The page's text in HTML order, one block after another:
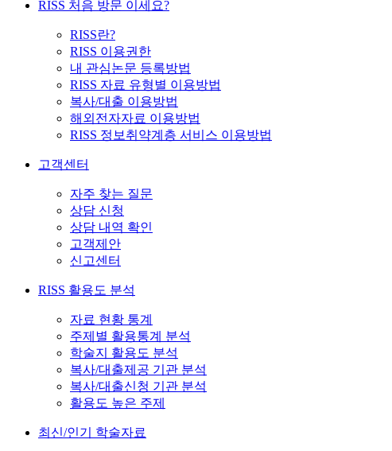
RISS 처음 방문 이세요?
RISS란?
RISS 이용권한
내 관심논문 등록방법
RISS 자료 유형별 이용방법
복사/대출 이용방법
해외전자자료 이용방법
RISS 정보취약계층 서비스 이용방법
고객센터
자주 찾는 질문
상담 신청
상담 내역 확인
고객제안
신고센터
RISS 활용도 분석
자료 현황 통계
주제별 활용통계 분석
학술지 활용도 분석
복사/대출제공 기관 분석
복사/대출신청 기관 분석
활용도 높은 주제
최신/인기 학술자료